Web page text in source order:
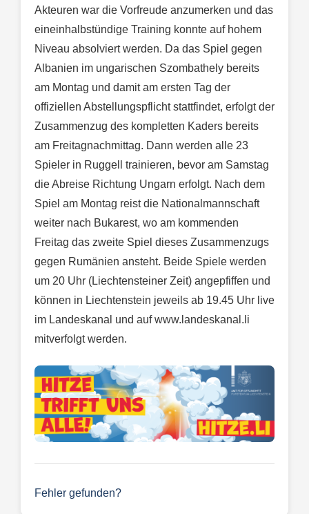
Akteuren war die Vorfreude anzumerken und das
eineinhalbstündige Training konnte auf hohem
Niveau absolviert werden. Da das Spiel gegen
Albanien im ungarischen Szombathely bereits
am Montag und damit am ersten Tag der
offiziellen Abstellungspflicht stattfindet, erfolgt der
Zusammenzug des kompletten Kaders bereits
am Freitagnachmittag. Dann werden alle 23
Spieler in Ruggell trainieren, bevor am Samstag
die Abreise Richtung Ungarn erfolgt. Nach dem
Spiel am Montag reist die Nationalmannschaft
weiter nach Bukarest, wo am kommenden
Freitag das zweite Spiel dieses Zusammenzugs
gegen Rumänien ansteht. Beide Spiele werden
um 20 Uhr (Liechtensteiner Zeit) angepfiffen und
können in Liechtenstein jeweils ab 19.45 Uhr live
im Landeskanal und auf www.landeskanal.li
mitverfolgt werden.
Fehler gefunden?